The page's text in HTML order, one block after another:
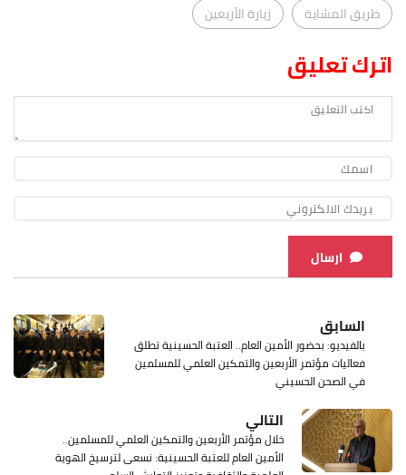
طريق المشاية
زيارة الأربعين
اترك تعليق
ارسال
السابق
بالفيديو: بحضور الأمين العام.. العتبة الحسينية تطلق
فعاليات مؤتمر الأربعين والتمكين العلمي للمسلمين
في الصحن الحسيني
التالي
خلال مؤتمر الأربعين والتمكين العلمي للمسلمين..
الأمين العام للعتبة الحسينية: نسعى لترسيخ الهوية